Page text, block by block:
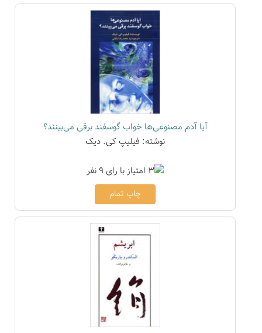
آیا آدم مصنوعی‌ها خواب گوسفند برقی می‌بینند؟
نوشته: فیلیپ کی. دیک
چاپ تمام